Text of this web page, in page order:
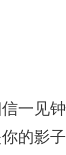
见钟
的影